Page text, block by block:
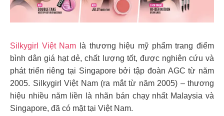
Silkygirl Việt Nam là thương hiệu mỹ phẩm trang điểm
bình dân giá hạt dẻ, chất lượng tốt, được nghiên cứu và
phát triển riêng tại Singapore bởi tập đoàn AGC từ năm
2005. Silkygirl Việt Nam (ra mắt từ năm 2005) – thương
hiệu nhiều năm liền là nhãn bán chạy nhất Malaysia và
Singapore, đã có mặt tại Việt Nam.